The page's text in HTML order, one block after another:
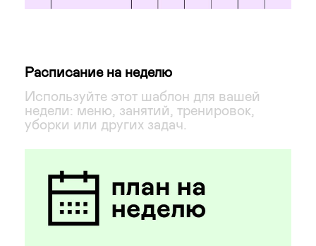
Расписание на неделю
Используйте этот шаблон для вашей
недели: меню, занятий, тренировок,
уборки или других задач.